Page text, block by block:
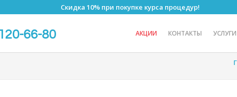
Скидка 10% при покупке курса процедур!
66-80 АКЦИИ КОНТАКТЫ УСЛУГИ